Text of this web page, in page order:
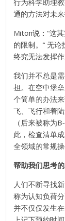
通的方法对未
Miton说：“这
的限制。” 无
终究无法发挥作
我们并不总是
担。在空中堡
个简单的办法
飞、飞行和着
（后来被称为
此，检查清单
全领域的常规操
帮助我们思考
人们不断寻找
称为认知负荷
并不仅仅发生